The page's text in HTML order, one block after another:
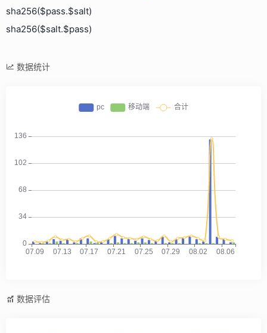
sha256($pass.$salt)
sha256($salt.$pass)
数据统计
数据评估